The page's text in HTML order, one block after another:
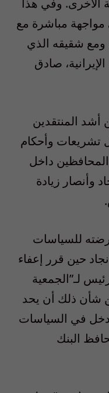
الأخرى. وفي هذا
مباشرة مع
ومع شقيقه الذي
صادق
أشد المنتقدين
تشريعات وأحكام
داخل
وأنصار زيادة
للسياسات
نجاد حين قرر إعفاء
لـ”الجمعية
شأن ذلك أن يحد
في السياسات
البنك